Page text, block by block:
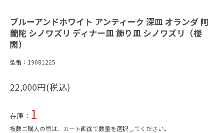
ブルーアンドホワイト アンティーク 深皿 オランダ 阿
蘭陀 シノワズリ ディナー皿 飾り皿 シノワズリ（楼
閣）
型番： 19081225
22,000円(税込)
在庫： 1
複数ご購入の際は、カート画面で数量を選択してください。